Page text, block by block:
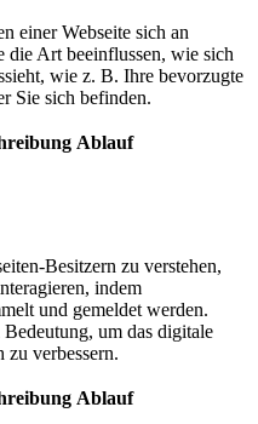
einer Webseite sich an
die Art beeinflussen, wie sich
wie z. B. Ihre bevorzugte
Sie sich befinden.
Ablauf
Besitzern zu verstehen,
indem
und gemeldet werden.
um das digitale
verbessern.
Ablauf